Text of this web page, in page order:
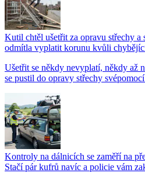
Kutil chtěl ušetřit za opravu střechy a
odmítla vyplatit korunu kvůli
Ušetřit se někdy nevyplatí, někdy až
se pustil do opravy střechy
Kontroly na dálnicích se zaměří na
Stačí pár kufrů navíc a policie vám